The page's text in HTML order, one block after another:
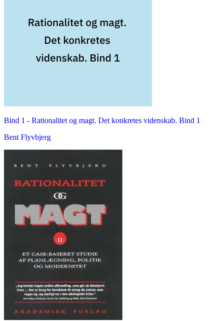
Bind 1 - Rationalitet og magt. Det konkretes videnskab. Bind 1
Bent Flyvbjerg